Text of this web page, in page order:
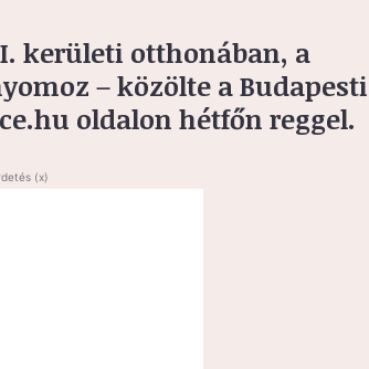
kerületi otthonában, a
– közölte a Budapesti
oldalon hétfőn reggel.
(x)